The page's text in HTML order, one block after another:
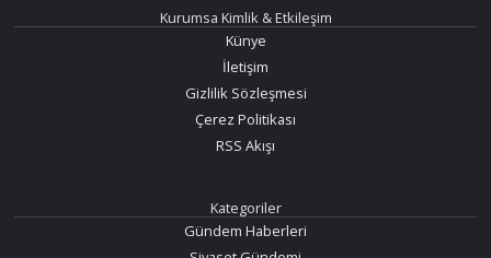
Kurumsa Kimlik & Etkileşim
Künye
İletişim
Gizlilik Sözleşmesi
Çerez Politikası
RSS Akışı
Kategoriler
Gündem Haberleri